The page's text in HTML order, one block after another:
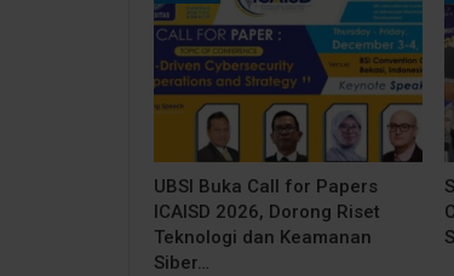
UBSI Buka Call for Papers
ICAISD 2026, Dorong Riset
Teknologi dan Keamanan
Siber…